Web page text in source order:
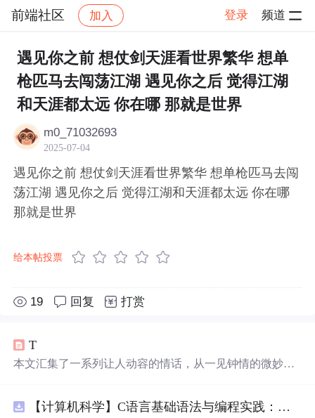
前端社区 加入 登录 频道
社区 前端社区 感慨 帖子详情
遇见你之前 想仗剑天涯看世界繁华 想单
枪匹马去闯荡江湖 遇见你之后 觉得江湖
和天涯都太远 你在哪 那就是世界
m0_71032693
2025-07-04
遇见你之前 想仗剑天涯看世界繁华 想单枪匹马去闯
荡江湖 遇见你之后 觉得江湖和天涯都太远 你在哪
那就是世界
给本帖投票
19 回复 打赏
T
本文汇集了一系列让人动容的情话，从一见钟情的微妙到
都能触动人心。
【计算机科学】C语言基础语法与编程实践：湖南科技大学期末考试核心知识点解析